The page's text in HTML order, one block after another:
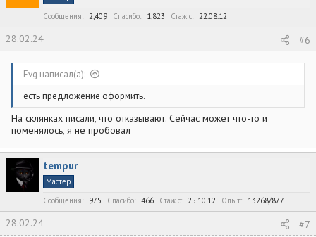
Сообщения
2,409 Спасибо 1,823 Стаж c 22.08.12
28.02.24 #6
Evg написал(а):
есть предложение оформить.
На склянках писали, что отказывают. Сейчас может что-то и
поменялось, я не пробовал
tempur
Мастер
Сообщения
975 Спасибо 466 Стаж c 25.10.12 Опыт 13268/877
28.02.24 #7